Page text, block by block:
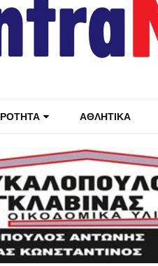
ΑΘΛΗΤΙΚΑ